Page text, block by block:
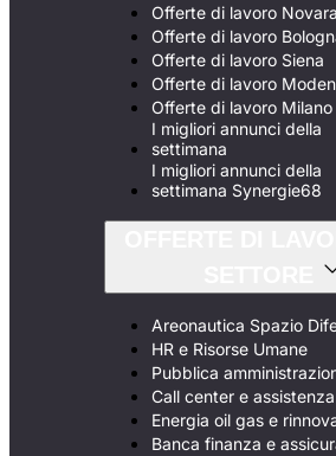
Offerte di lavoro Novara
Offerte di lavoro
Offerte di lavoro Siena
Offerte di lavoro
Offerte di lavoro Milano
I migliori annunci della
settimana
I migliori annunci della
settimana Synergie68
Areonautica Spazio
HR e Risorse Umane
Pubblica
Call center e
Energia oil gas e
Banca finanza e